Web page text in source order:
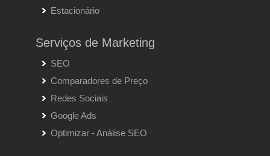
Estacionário
Serviços de Marketing
SEO
Comparadores de Preço
Redes Sociais
Google Ads
Optimizar - Análise SEO